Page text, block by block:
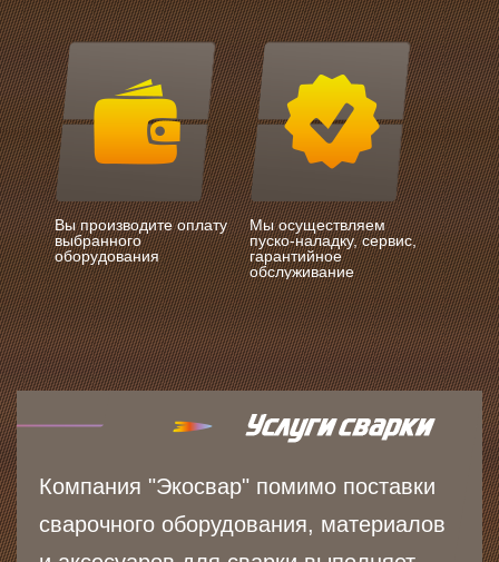
Вы производите оплату
выбранного
оборудования
Мы осуществляем
пуско-наладку, сервис,
гарантийное
обслуживание
Компания "Экосвар" помимо поставки
сварочного оборудования, материалов